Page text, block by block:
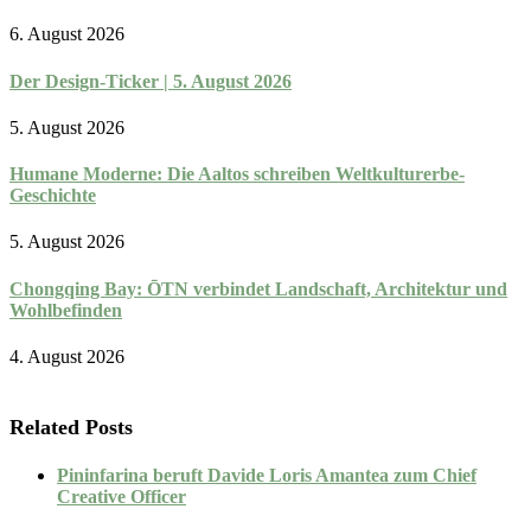
6. August 2026
Der Design-Ticker | 5. August 2026
5. August 2026
Humane Moderne: Die Aaltos schreiben Weltkulturerbe-
Geschichte
5. August 2026
Chongqing Bay: ŌTN verbindet Landschaft, Architektur und
Wohlbefinden
4. August 2026
Related Posts
Pininfarina beruft Davide Loris Amantea zum Chief
Creative Officer